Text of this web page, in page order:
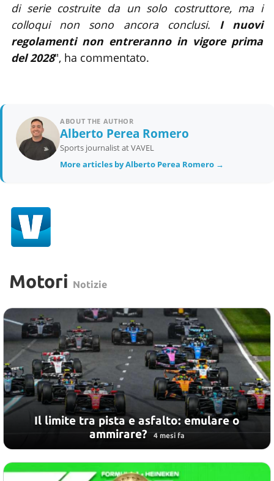
di serie costruite da un solo costruttore, ma i
colloqui non sono ancora conclusi. I nuovi
regolamenti non entreranno in vigore prima
del 2028", ha commentato.
ABOUT THE AUTHOR
Alberto Perea Romero
Sports journalist at VAVEL
More articles by Alberto Perea Romero →
Motori Notizie
Il limite tra pista e asfalto: emulare o
ammirare? 4 mesi fa